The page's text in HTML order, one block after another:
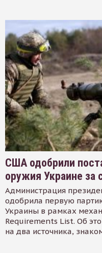
США одобрили
оружия Украине за
Администрация
одобрила первую
Украины в рамках
Requirements List. Об
на два источника,